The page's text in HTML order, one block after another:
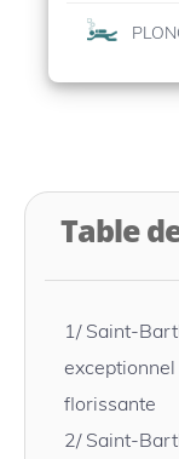
Table
1/ Saint-
florissante
2/ Saint-